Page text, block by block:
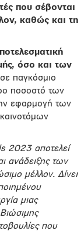
που σέβονται
καθώς και τη
όσο και των
παγκόσμιο
ποσοστό των
εφαρμογή των
2023 αποτελεί
ανάδειξης των
μέλλον. Δίνει
μιας
που